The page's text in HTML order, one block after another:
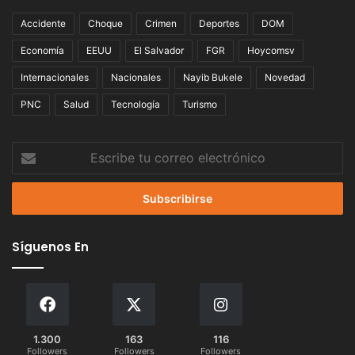
Accidente Choque Crimen Deportes DOM
Economía EEUU El Salvador FGR Hoycomsv
Internacionales Nacionales Nayib Bukele Novedad
PNC Salud Tecnología Turismo
correo
Síguenos En
1.300
Followers
163
Followers
116
Followers